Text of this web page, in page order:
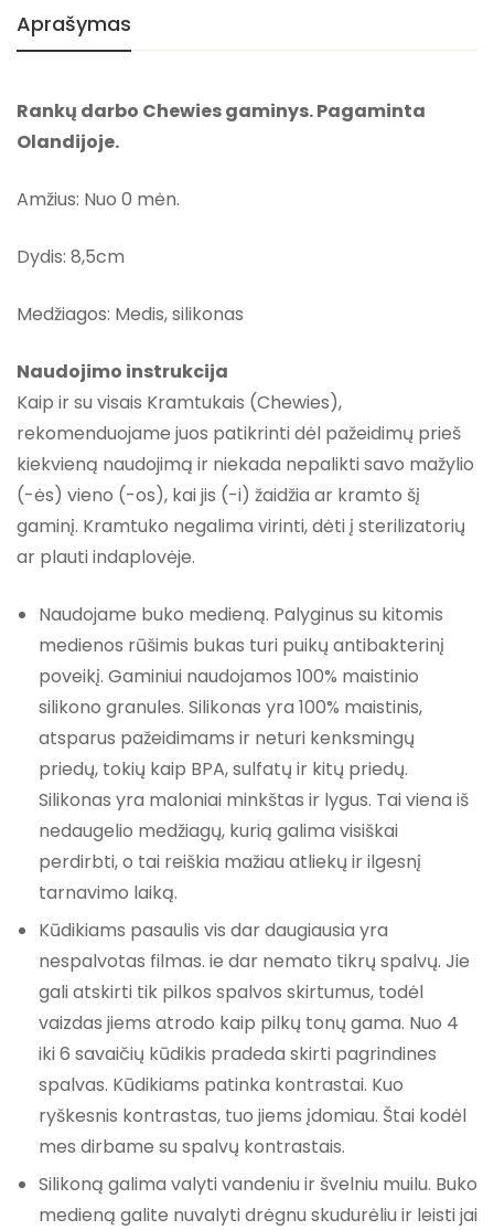
Aprašymas
Rankų darbo Chewies gaminys. Pagaminta
Olandijoje.
Amžius: Nuo 0 mėn.
Dydis: 8,5cm
Medžiagos: Medis, silikonas
Naudojimo instrukcija
Kaip ir su visais Kramtukais (Chewies),
rekomenduojame juos patikrinti dėl pažeidimų prieš
kiekvieną naudojimą ir niekada nepalikti savo mažylio
(-ės) vieno (-os), kai jis (-i) žaidžia ar kramto šį
gaminį. Kramtuko negalima virinti, dėti į sterilizatorių
ar plauti indaplovėje.
Naudojame buko medieną. Palyginus su kitomis
medienos rūšimis bukas turi puikų antibakterinį
poveikį. Gaminiui naudojamos 100% maistinio
silikono granules. Silikonas yra 100% maistinis,
atsparus pažeidimams ir neturi kenksmingų
priedų, tokių kaip BPA, sulfatų ir kitų priedų.
Silikonas yra maloniai minkštas ir lygus. Tai viena iš
nedaugelio medžiagų, kurią galima visiškai
perdirbti, o tai reiškia mažiau atliekų ir ilgesnį
tarnavimo laiką.
Kūdikiams pasaulis vis dar daugiausia yra
nespalvotas filmas. ie dar nemato tikrų spalvų. Jie
gali atskirti tik pilkos spalvos skirtumus, todėl
vaizdas jiems atrodo kaip pilkų tonų gama. Nuo 4
iki 6 savaičių kūdikis pradeda skirti pagrindines
spalvas. Kūdikiams patinka kontrastai. Kuo
ryškesnis kontrastas, tuo jiems įdomiau. Štai kodėl
mes dirbame su spalvų kontrastais.
Silikoną galima valyti vandeniu ir švelniu muilu. Buko
medieną galite nuvalyti drėgnu skudurėliu ir leisti jai